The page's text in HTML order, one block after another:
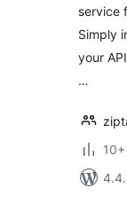
service
Simply
your
…
10+